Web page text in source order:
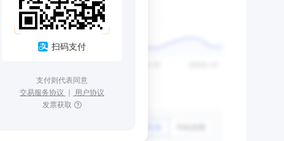
扫码支付
支付则代表同意
交易服务协议 ｜ 用户协议
发票获取